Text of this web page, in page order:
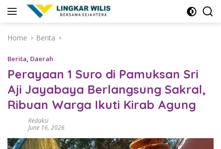
Home
Berita
Berita, Daerah
Perayaan 1 Suro di Pamuksan Sri
Aji Jayabaya Berlangsung Sakral,
Ribuan Warga Ikuti Kirab Agung
Redaksi
June 16, 2026